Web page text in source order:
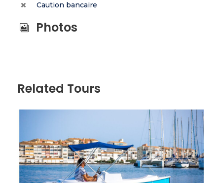
Caution bancaire
Photos
Related Tours